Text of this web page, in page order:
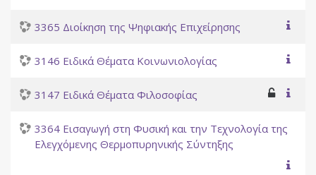
3365 Διοίκηση της Ψηφιακής Επιχείρησης
3146 Ειδικά Θέματα Κοινωνιολογίας
3147 Ειδικά Θέματα Φιλοσοφίας
3364 Εισαγωγή στη Φυσική και την Τεχνολογία της
Ελεγχόμενης Θερμοπυρηνικής Σύντηξης